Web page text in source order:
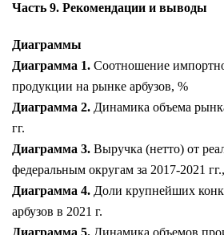
Часть 9. Рекомендации и выводы
Диаграммы
Диаграмма 1. Соотношение
продукции на рынке арбузов, %
Диаграмма 2. Динамика объема
гг.
Диаграмма 3. Выручка (нетто) от
федеральным округам за 2017-2021
Диаграмма 4. Доли крупнейших
арбузов в 2021 г.
Диаграмма 5. Динамика объемов